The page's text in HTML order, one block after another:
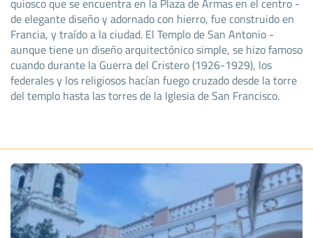
de elegante diseño y adornado con hierro, fue construido en
Francia, y traído a la ciudad. El Templo de San Antonio -
aunque tiene un diseño arquitectónico simple, se hizo famoso
cuando durante la Guerra del Cristero (1926-1929), los
federales y los religiosos hacían fuego cruzado desde la torre
del templo hasta las torres de la Iglesia de San Francisco.